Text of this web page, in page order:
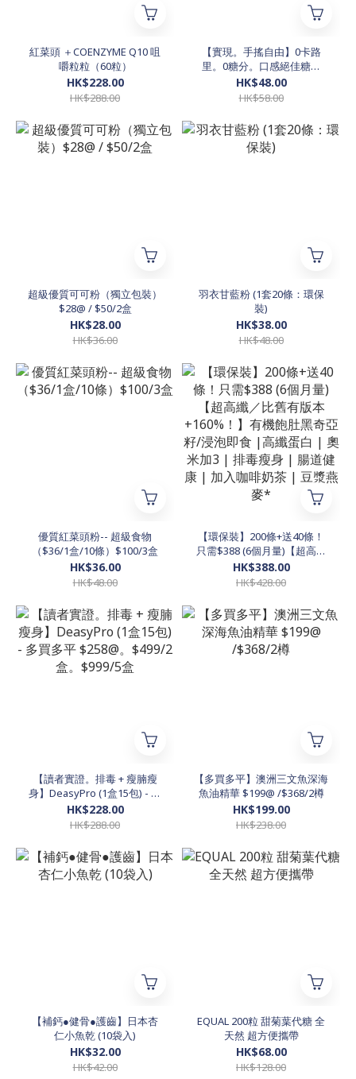
紅菜頭 ＋COENZYME Q10 咀
嚼粒粒（60粒）
HK$228.00
HK$288.00
【實現。手搖自由】0卡路
里。0糖分。口感絕佳糖漿
（1套10包 不同口味糖漿）
HK$48.00
HK$58.00
超級優質可可粉（獨立包裝）
$28@ / $50/2盒
HK$28.00
HK$36.00
羽衣甘藍粉 (1套20條：環保
裝)
HK$38.00
HK$48.00
優質紅菜頭粉-- 超級食物
（$36/1盒/10條）$100/3盒
HK$36.00
HK$48.00
【環保裝】200條+送40條！
只需$388 (6個月量)【超高纖
／比舊有版本 +160%！】有
機飽肚黑奇亞籽/浸泡即食 |
身 | 腸道健康 | 加入咖啡奶茶
| 豆漿燕麥*
HK$388.00
HK$428.00
【讀者實證。排毒 + 瘦腩瘦
身】DeasyPro (1盒15包) - 多
買多平 $258@。$499/2盒。
$999/5盒
HK$228.00
HK$288.00
【多買多平】澳洲三文魚深海
魚油精華 $199@ /$368/2樽
HK$199.00
HK$238.00
【補鈣●健骨●護齒】日本杏
仁小魚乾 (10袋入)
HK$32.00
HK$42.00
EQUAL 200粒 甜菊葉代糖 全
天然 超方便攜帶
HK$68.00
HK$128.00